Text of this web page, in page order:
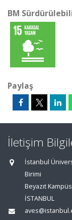
BM
Paylaş
İletişim
İstanbul
Birimi
Beyazıt
İSTANBUL